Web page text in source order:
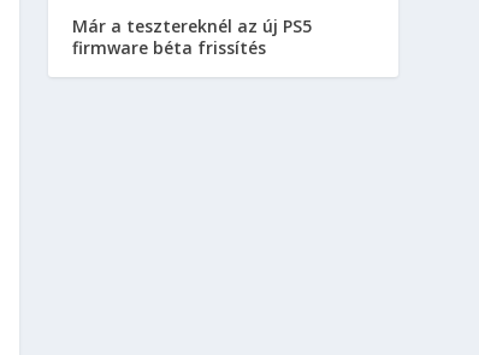
Már a tesztereknél az új PS5
firmware béta frissítés